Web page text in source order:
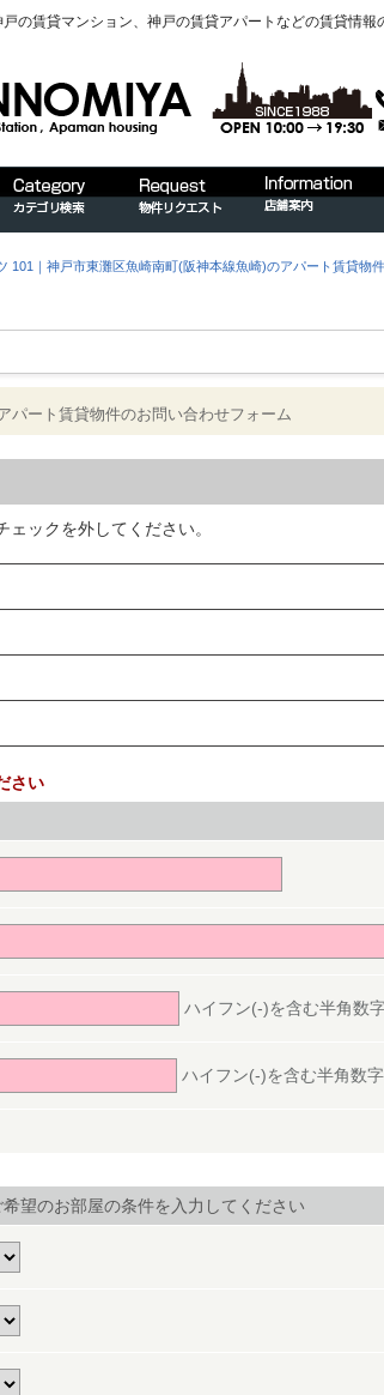
の賃貸マンション、神戸の賃貸アパートなどの賃貸情報
101｜神戸市東灘区魚崎南町(阪神本線魚崎)のアパート賃貸物
パート賃貸物件のお問い合わせフォーム
ックを外してください。
さい
ハイフン(-)を含む半角数
ハイフン(-)を含む半角数
望のお部屋の条件を入力してください